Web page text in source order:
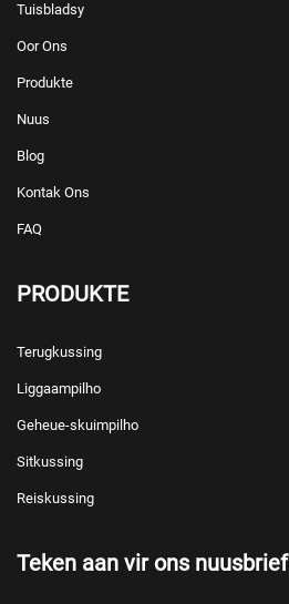
Tuisbladsy
Oor Ons
Produkte
Nuus
Blog
Kontak Ons
FAQ
PRODUKTE
Terugkussing
Liggaampilho
Geheue-skuimpilho
Sitkussing
Reiskussing
Teken aan vir ons nuusbrief